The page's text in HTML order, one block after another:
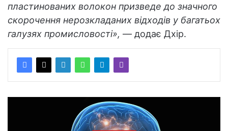
пластинованих волокон призведе до значного
скорочення нерозкладаних відходів у багатьох
галузях промисловості», — додає Дхір.